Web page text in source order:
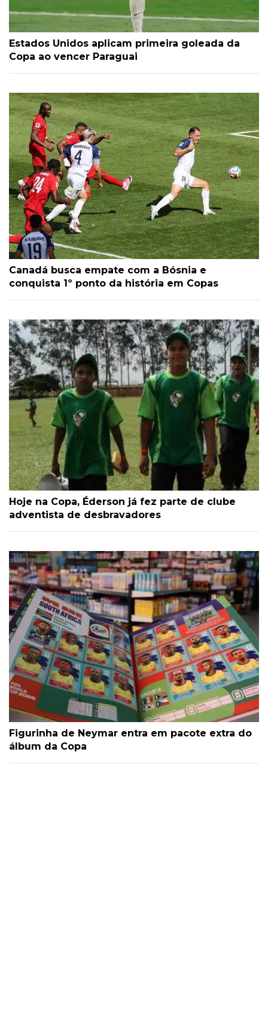
Estados Unidos aplicam primeira goleada da
Copa ao vencer Paraguai
Canadá busca empate com a Bósnia e
conquista 1º ponto da história em Copas
Hoje na Copa, Éderson já fez parte de clube
adventista de desbravadores
Figurinha de Neymar entra em pacote extra do
álbum da Copa